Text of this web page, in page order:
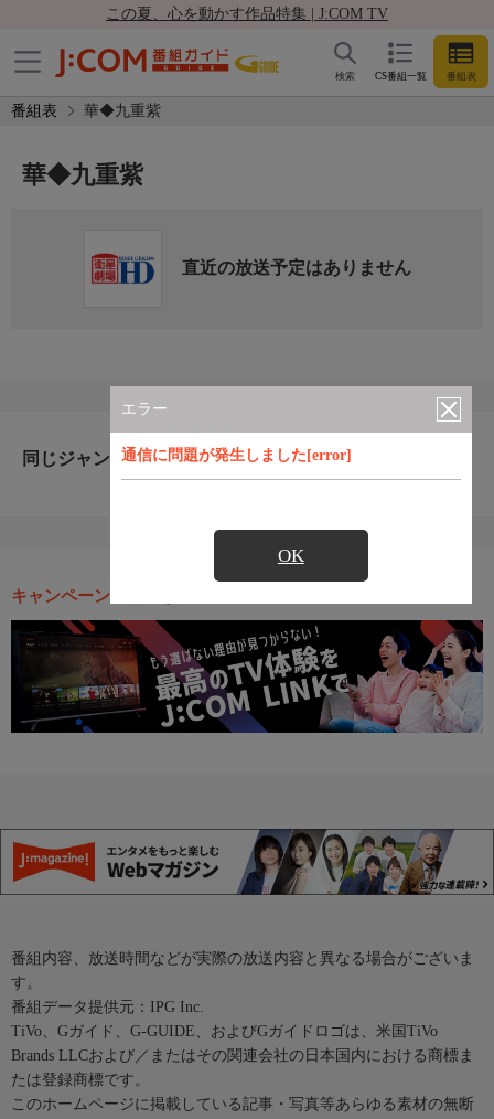
この夏、心を動かす作品特集 | J:COM TV
CS番組一覧 番組表
検索
番組表 華◆九重紫
エラー
通信に問題が発生しました[error]
OK
華◆九重紫
直近の放送予定はありません
同じジャンルのおすすめ番組
キャンペーン・お得な情報
番組内容、放送時間などが実際の放送内容と異なる場合がございま
す。
番組データ提供元：IPG Inc.
TiVo、Gガイド、G-GUIDE、およびGガイドロゴは、米国TiVo
Brands LLCおよび／またはその関連会社の日本国内における商標ま
たは登録商標です。
このホームページに掲載している記事・写真等あらゆる素材の無断